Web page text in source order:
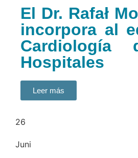
El Dr. Rafał
incorpora al
Cardiología
Hospitales
Leer más
26
Juni